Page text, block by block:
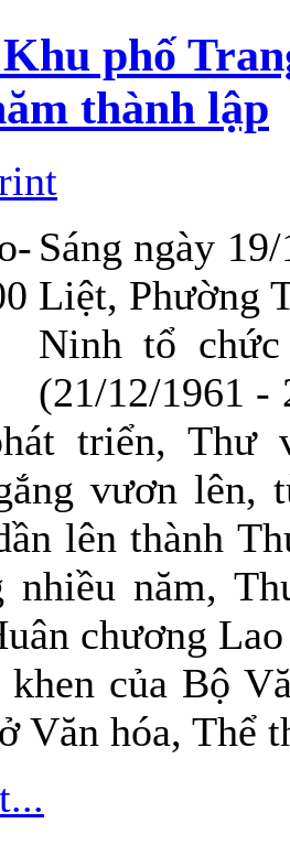
phố
thành lập
Sáng ngày
Liệt, Phường
Ninh tổ
(21/12/1961 -
triển, Thư
vươn lên,
lên thành
nhiều năm,
chương
khen của Bộ
Văn hóa, Thể